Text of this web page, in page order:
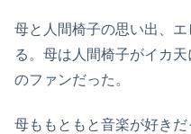
母と人間椅子の思い出、
る。母は人間椅子がイカ
のファンだった。
母ももともと音楽が好き